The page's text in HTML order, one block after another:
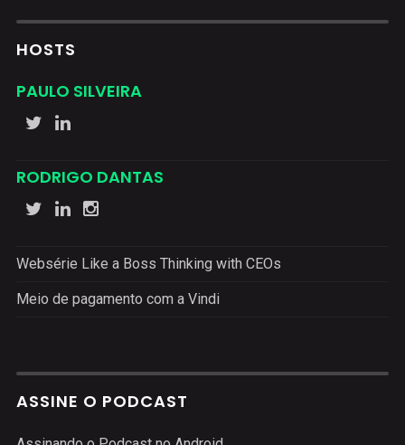
HOSTS
PAULO SILVEIRA
RODRIGO DANTAS
Websérie Like a Boss Thinking with CEOs
Meio de pagamento com a Vindi
ASSINE O PODCAST